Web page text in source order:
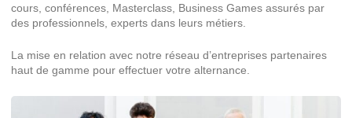
cours, conférences, Masterclass, Business Games assurés par
des professionnels, experts dans leurs métiers.
La mise en relation avec notre réseau d’entreprises partenaires
haut de gamme pour effectuer votre alternance.